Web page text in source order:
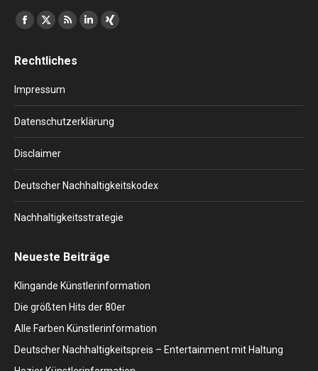
Finden Sie uns auf:
Facebook
opens
window
X
opens
window
RSS
opens
window
Linkedin
window
XING
window
Rechtliches
Impressum
Datenschutzerklärung
Disclaimer
Deutscher Nachhaltigkeitskodex
Nachhaltigkeitsstrategie
Neueste Beiträge
Klingande Künstlerinformation
Die größten Hits der 80er
Alle Farben Künstlerinformation
Deutscher Nachhaltigkeitspreis – Entertainment mit Haltung